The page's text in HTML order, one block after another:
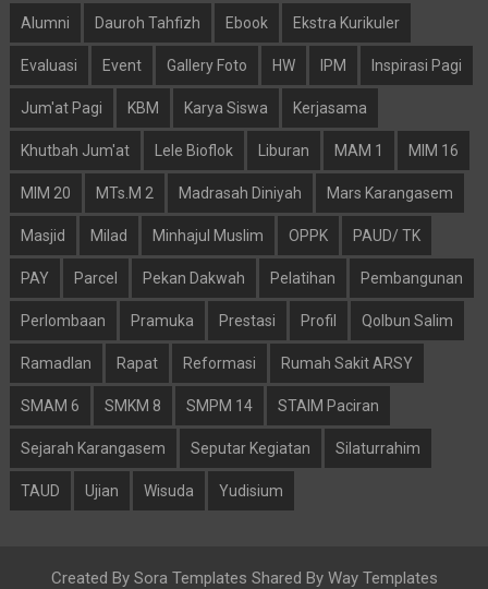
Alumni Dauroh Tahfizh Ebook Ekstra Kurikuler
Evaluasi Event Gallery Foto HW IPM Inspirasi Pagi
Jum'at Pagi KBM Karya Siswa Kerjasama
Khutbah Jum'at Lele Bioflok Liburan MAM 1 MIM 16
MIM 20 MTs.M 2 Madrasah Diniyah Mars Karangasem
Masjid Milad Minhajul Muslim OPPK PAUD/ TK
PAY Parcel Pekan Dakwah Pelatihan Pembangunan
Perlombaan Pramuka Prestasi Profil Qolbun Salim
Ramadlan Rapat Reformasi Rumah Sakit ARSY
SMAM 6 SMKM 8 SMPM 14 STAIM Paciran
Sejarah Karangasem Seputar Kegiatan Silaturrahim
TAUD Ujian Wisuda Yudisium
Created By Sora Templates Shared By Way Templates